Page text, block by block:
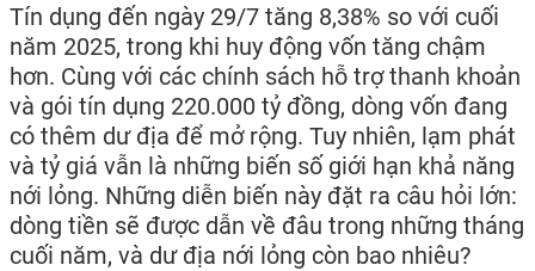
Tín dụng đến ngày 29/7 tăng 8,38% so với cuối
năm 2025, trong khi huy động vốn tăng chậm
hơn. Cùng với các chính sách hỗ trợ thanh khoản
và gói tín dụng 220.000 tỷ đồng, dòng vốn đang
có thêm dư địa để mở rộng. Tuy nhiên, lạm phát
và tỷ giá vẫn là những biến số giới hạn khả năng
nới lỏng. Những diễn biến này đặt ra câu hỏi lớn:
dòng tiền sẽ được dẫn về đâu trong những tháng
cuối năm, và dư địa nới lỏng còn bao nhiêu?